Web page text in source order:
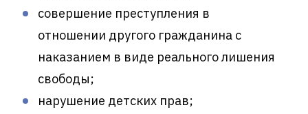
совершение преступления в
отношении другого гражданина с
наказанием в виде реального лишения
свободы;
нарушение детских прав;